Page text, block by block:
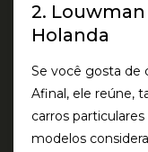
2.
Holanda
Se você gosta de
Afinal, ele reúne,
carros
modelos